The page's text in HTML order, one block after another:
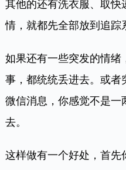
其他的还有洗衣服、取
情，就都先全部放到追踪
如果还有一些突发的情绪
事，都统统丢进去。或者
微信消息，你感觉不是
去。
这样做有一个好处，首